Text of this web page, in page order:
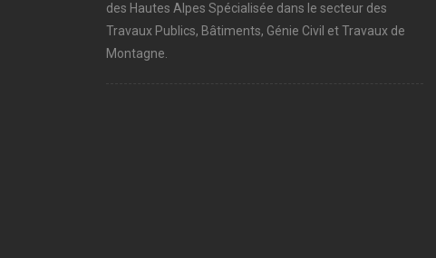
des Hautes Alpes Spécialisée dans le secteur des
Travaux Publics, Bâtiments, Génie Civil et Travaux de
Montagne.